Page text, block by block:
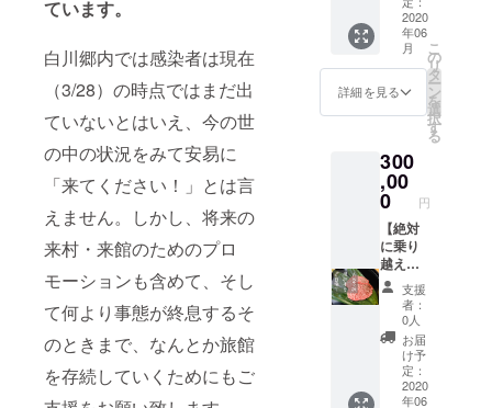
ています。
白川郷内では感染者は現在
（3/28）の時点ではまだ出
ていないとはいえ、今の世
の中の状況をみて安易に
「来てください！」とは言
えません。しかし、将来の
来村・来館のためのプロ
モーションも含めて、そし
て何より事態が終息するそ
のときまで、なんとか旅館
を存続していくためにもご
菓子
や、米
のらー
めんも
入って
いま
立ち上
げた会
社「笑
顔屋」
さん
も、こ
のコロ
ナの影
響で非
常に厳
しい状
況に
陥って
いるた
処で
す。そ
ちらの
人気メ
ニュー
味わえ
るペア
ご招待
券で
す。白
川郷で
育った
新鮮な
川魚料
理を堪
能でき
ます。
（お品
書き：
景の御
礼状】
家族で
営まれ
てお
り、な
おか
族内に
外に働
きに出
ている
方がい
ない合
掌造り
民宿さ
んも、
当館と
同様に
より一
層苦し
い状況
になっ
2020
年06
月
詳細を見る
こ
の
リ
タ
ー
ン
を
選
択
す
る
300
,00
0 円
【絶対
に乗り
越え
ろ！！
城山館
スー
パー応
援プラ
ン】
「とに
かく城
支援
者：
0人
お届
け予
定：
2020
年06